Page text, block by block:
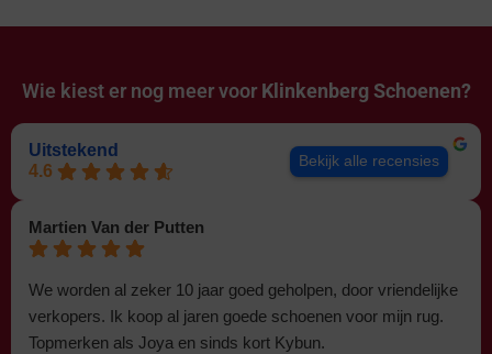
Wie kiest er nog meer voor Klinkenberg Schoenen?
Uitstekend
4.6
Bekijk alle recensies
Martien Van der Putten
We worden al zeker 10 jaar goed geholpen, door vriendelijke
verkopers. Ik koop al jaren goede schoenen voor mijn rug.
Topmerken als Joya en sinds kort Kybun.